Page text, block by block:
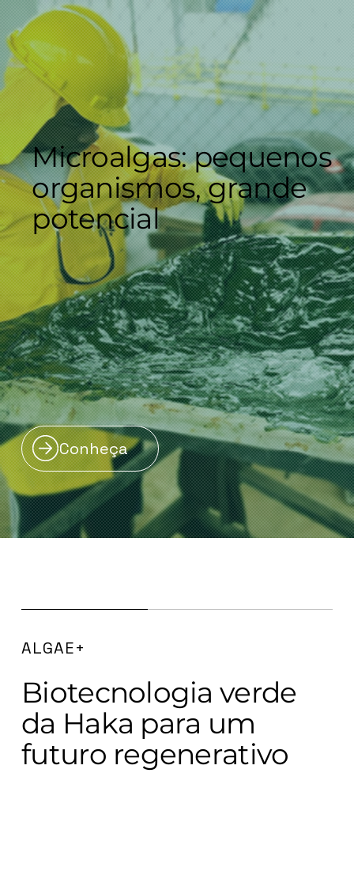
Microalgas:pequenos
organismos, grande
potencial
Conheça
ALGAE+
Biotecnologia verde
da Haka para um
futuro regenerativo